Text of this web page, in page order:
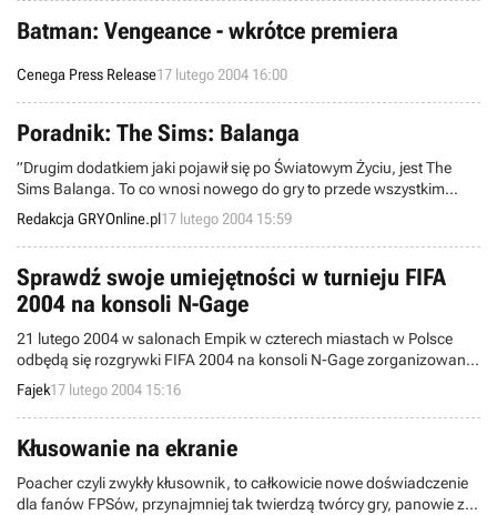
klawiaturowego w historii PC, czyli CTRL+ALT+DEL
Batman: Vengeance - wkrótce premiera
Cenega Press Release17 lutego 2004 16:00
Poradnik: The Sims: Balanga
”Drugim dodatkiem jaki pojawił się po Światowym Życiu, jest The
Sims Balanga. To co wnosi nowego do gry to przede wszystkim
możliwość organizowania imprez i zapraszania gości. Umożliwią
nam to nowo dodane przedmioty, i dekoracje o których między
innymi będzie mowa w tym poradniku. No cóż nudne byłoby życie
naszych simów gdyby tylko mieli pracować, dlatego właśnie powstał
ten dodatek.” - przed wami kolejny poradnik z cyklu The Sims.
Redakcja GRYOnline.pl17 lutego 2004 15:59
Sprawdź swoje umiejętności w turnieju FIFA
2004 na konsoli N-Gage
21 lutego 2004 w salonach Empik w czterech miastach w Polsce
odbędą się rozgrywki FIFA 2004 na konsoli N-Gage zorganizowane
przez firmę Nokia. Udział w zawodach będzie mogło wziąć tylko 160
osób w całej Polsce!
Fajek17 lutego 2004 15:16
Kłusowanie na ekranie
Poacher czyli zwykły kłusownik, to całkowicie nowe doświadczenie
dla fanów FPSów, przynajmniej tak twierdzą twórcy gry, panowie ze